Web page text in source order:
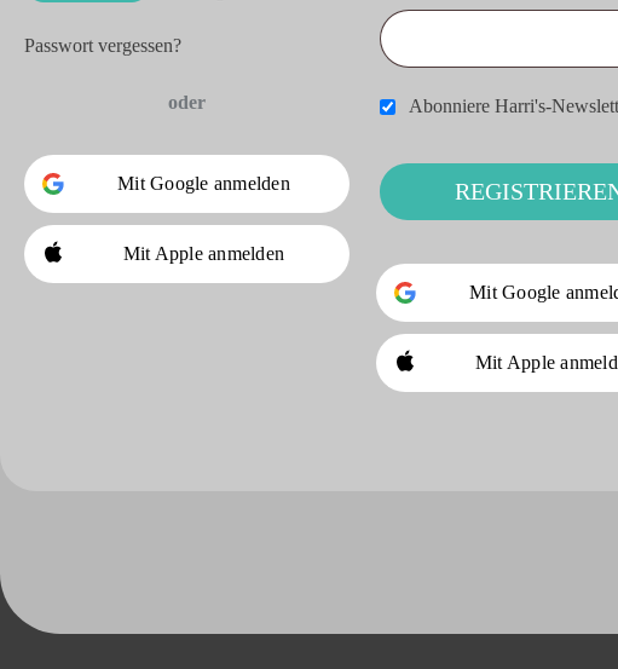
Passwort vergessen?
oder
Mit Google anmelden
Mit Apple anmelden
Abonniere Harri's-
Mit Google
Mit Apple